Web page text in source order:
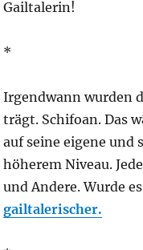
Gailtalerin!
*
Irgendwann wurden
trägt. Schifoan. Das
auf seine eigene und
höherem Niveau.
und Andere. Wurde
gailtalerischer.